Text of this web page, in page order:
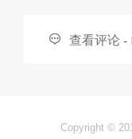
 查看评论 -
Copyright ©